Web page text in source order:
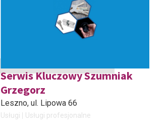
Serwis Kluczowy Szumniak
Grzegorz
Leszno, ul. Lipowa 66
Usługi Usługi profesjonalne